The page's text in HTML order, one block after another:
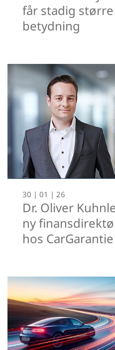
får stadig større
betydning
30 | 01 | 26
Dr. Oliver
ny
hos CarGarantie